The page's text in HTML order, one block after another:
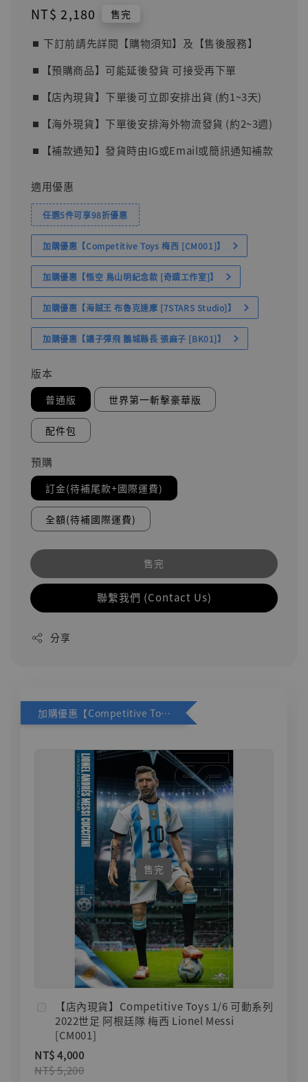
Regular
NT$ 2,180 售完
⏹︎ 下訂前請先詳閱【購物須知】及【售後服務】
⏹︎【預購商品】可能延後發貨 可接受再下單
⏹︎【店內現貨】下單後可立即安排出貨 (約1~3天)
⏹︎【海外現貨】下單後安排海外物流發貨 (約2~3週)
⏹︎【補款通知】發貨時由IG或Email或簡訊通知補款
適用優惠
任選5件可享98折優惠
加購優惠【Competitive Toys 梅西 [CM001]】
加購優惠【悟空 鳥山明紀念款 [奇蹟工作室]】
加購優惠【海賊王 布魯克達摩 [7STARS Studio]】
加購優惠【讓子彈飛 鵝城縣長 張麻子 [BK01]】
版本
普通版 世界第一斬擊豪華版
配件包
預購
訂金(待補尾款+國際運費)
全額(待補國際運費)
售完
聯繫我們 (Contact Us)
分享
加購優惠【Competitive Toys 梅西 [CM001]】
售完
【店內現貨】Competitive Toys 1/6 可動系列
2022世足 阿根廷隊 梅西 Lionel Messi
[CM001]
NT$ 4,000
NT$ 5,200